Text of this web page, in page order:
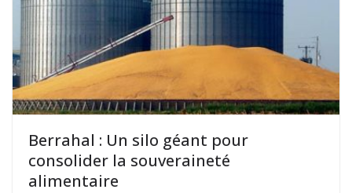
Berrahal : Un silo géant pour
consolider la souveraineté
alimentaire